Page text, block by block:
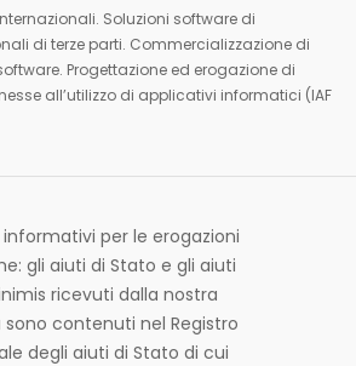
Soluzioni software di
di terze parti. Commercializzazione di
Progettazione ed erogazione di
all’utilizzo di applicativi informatici (IAF
per le erogazioni
gli aiuti di Stato e gli aiuti
ricevuti dalla nostra
sono contenuti nel Registro
degli aiuti di Stato di cui